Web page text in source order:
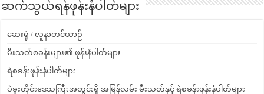
ဆက်သွယ်ရန်ဖုန်းနံပါတ်များ
ဆေးရုံ / လူနာတင်ယာဉ်
မီးသတ်စခန်းများ၏ ဖုန်းနံပါတ်များ
ရဲစခန်းဖုန်းနံပါတ်များ
ပဲခူးတိုင်းဒေသကြီးအတွင်းရှိ အမြန်လမ်း မီးသတ်နှင့် ရဲစခန်းဖုန်းနံပါတ်များ